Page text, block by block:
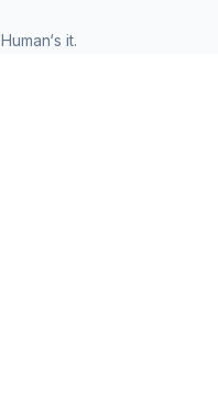
Human‘s it.